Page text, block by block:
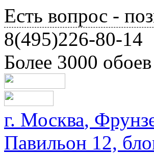
Есть вопрос -
8(495)226-80-14
Более 3000
г. Москва,
Павильон 12,